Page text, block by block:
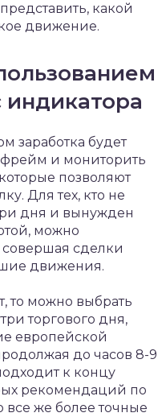
какой
движение.
заработка будет
и мониторить
позволяют
Для тех, кто не
дня и вынужден
можно
совершая сделки
движения.
то можно выбрать
торгового дня,
европейской
до часов 8-9
к концу
рекомендаций по
же более точные